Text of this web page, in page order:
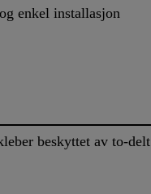
enkel installasjon
beskyttet av to-delt